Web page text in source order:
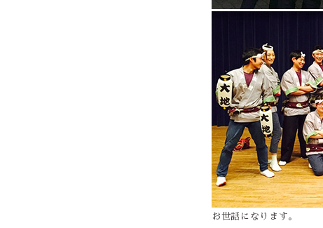
お世話になります。